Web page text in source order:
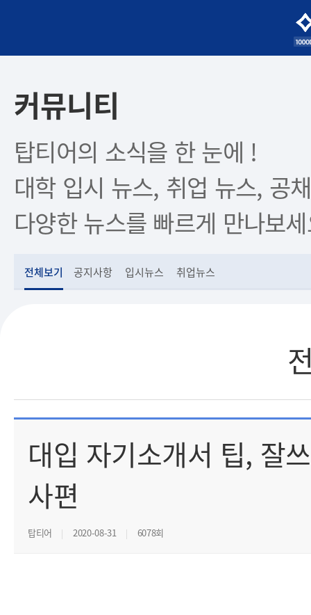
커뮤니티
탑티어의 소식을 한 눈에 !
대학 입시 뉴스, 취업 뉴스, 공
다양한 뉴스를 빠르게 만나보
전체보기 공지사항 입시뉴스 취업뉴스
대입 자기소개서 팁, 잘
사편
탑티어 2020-08-31 6078회